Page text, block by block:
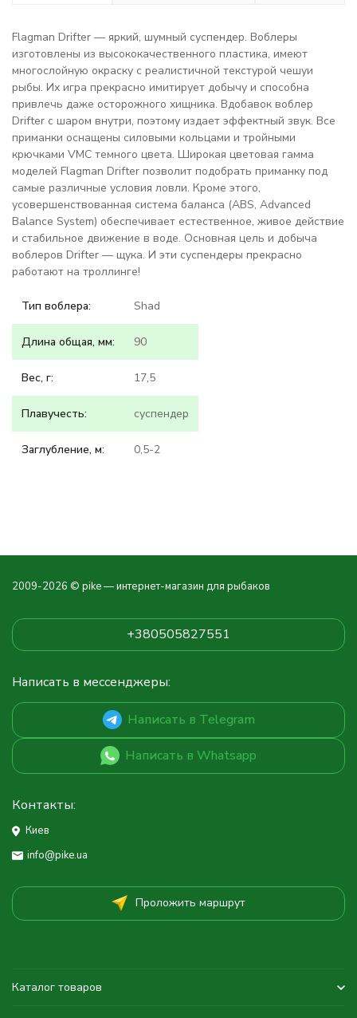
Flagman Drifter — яркий, шумный суспендер. Воблеры
изготовлены из высококачественного пластика, имеют
многослойную окраску с реалистичной текстурой чешуи
рыбы. Их игра прекрасно имитирует добычу и способна
привлечь даже осторожного хищника. Вдобавок воблер
Drifter с шаром внутри, поэтому издает эффектный звук. Все
приманки оснащены силовыми кольцами и тройными
крючками VMС темного цвета. Широкая цветовая гамма
моделей Flagman Drifter позволит подобрать приманку под
самые различные условия ловли. Кроме этого,
усовершенствованная система баланса (ABS, Advanced
Balance System) обеспечивает естественное, живое действие
и стабильное движение в воде. Основная цель и добыча
воблеров Drifter — щука. И эти суспендеры прекрасно
работают на троллинге!
Тип воблера: Shad
Длина общая, мм: 90
Вес, г: 17,5
Плавучесть: суспендер
Заглубление, м: 0,5-2
2009-2026 © pike — интернет-магазин для рыбаков
+380505827551
Написать в мессенджеры:
Написать в Telegram
Написать в Whatsapp
Контакты:
Киев
info@pike.ua
Проложить маршрут
Каталог товаров